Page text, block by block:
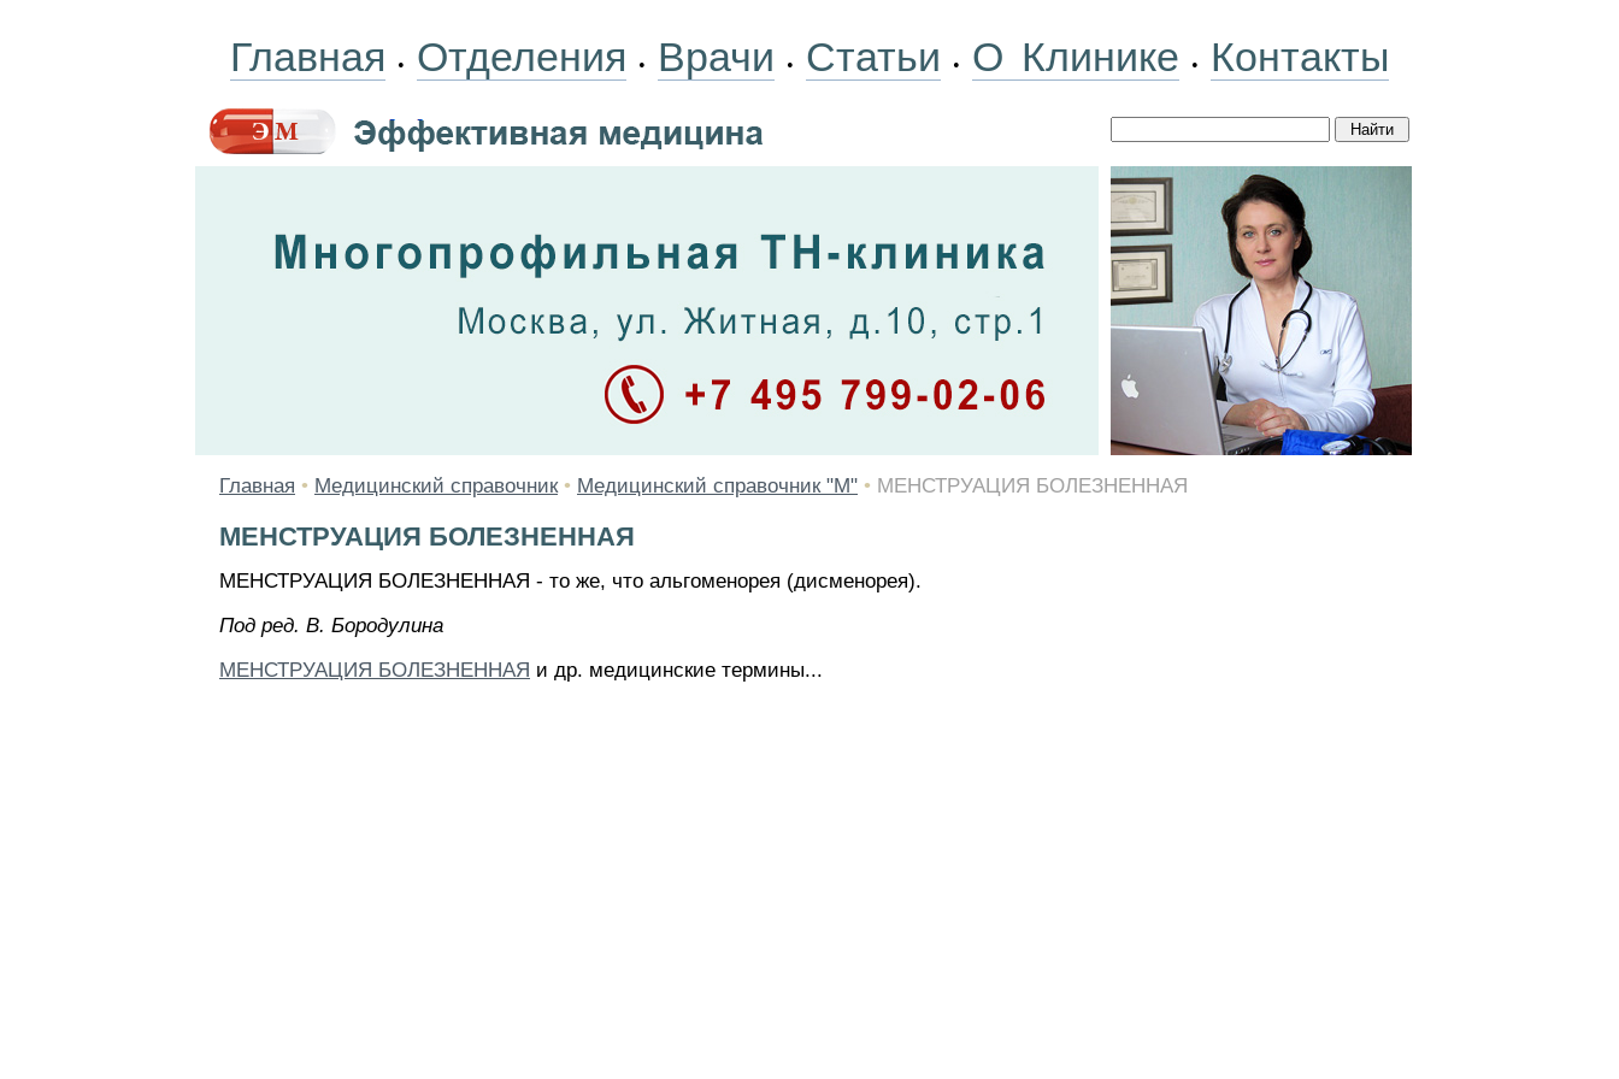
Главная • Отделения • Врачи • Статьи • О Клинике • Контакты
Главная • Медицинский справочник • Медицинский справочник "М" • МЕНСТРУАЦИЯ БОЛЕЗНЕННАЯ
МЕНСТРУАЦИЯ БОЛЕЗНЕННАЯ
МЕНСТРУАЦИЯ БОЛЕЗНЕННАЯ - то же, что альгоменорея (дисменорея).
Пoд peд. B. Бopoдyлинa
МЕНСТРУАЦИЯ БОЛЕЗНЕННАЯ и др. медицинские термины...